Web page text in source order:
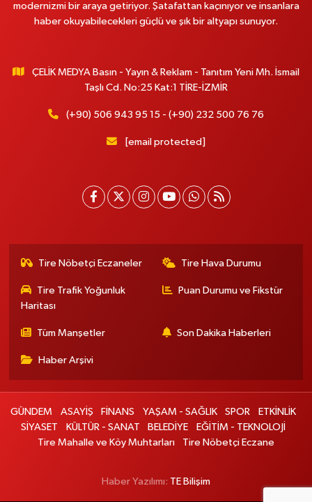
modernizmi bir araya getiriyor. Şatafattan kaçınıyor ve insanlara
haber okuyabilecekleri güçlü ve şık bir altyapı sunuyor.
ÇELİK MEDYA Basın - Yayın & Reklam - Tanıtım Yeni Mh. İsmail
Taşlı Cd. No:25 Kat:1 TİRE-İZMİR
(+90) 506 943 95 15 - (+90) 232 500 76 76
[email protected]
Tire Nöbetçi Eczaneler Tire Hava Durumu
Tire Trafik Yoğunluk
Haritası
Puan Durumu ve Fikstür
Tüm Manşetler Son Dakika Haberleri
Haber Arşivi
GÜNDEM ASAYİŞ FİNANS YAŞAM - SAĞLIK SPOR
ETKİNLİK
SİYASET
KÜLTÜR - SANAT BELEDİYE
EĞİTİM - TEKNOLOJİ
Tire Mahalle ve Köy Muhtarları
Tire Nöbetçi Eczane
Haber Yazılımı: TE Bilişim